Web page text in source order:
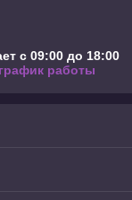
с 09:00 до 18:00
работы